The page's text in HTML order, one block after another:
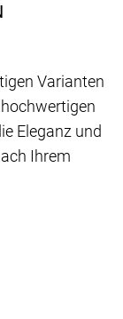
Varianten
Eleganz und
Ihrem